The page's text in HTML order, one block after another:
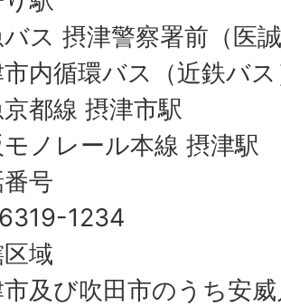
ス 摂津警察署前（医
内循環バス（近鉄バ
都線 摂津市駅
ノレール本線 摂津駅
号
1234
域
及び吹田市のうち安